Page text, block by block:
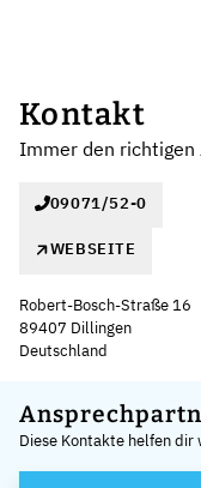
Kontakt
Immer den
09071/52-0
WEBSEITE
Robert-Bosch-Straße 16
89407 Dillingen
Deutschland
+
−
Diese Kontakte helfen dir